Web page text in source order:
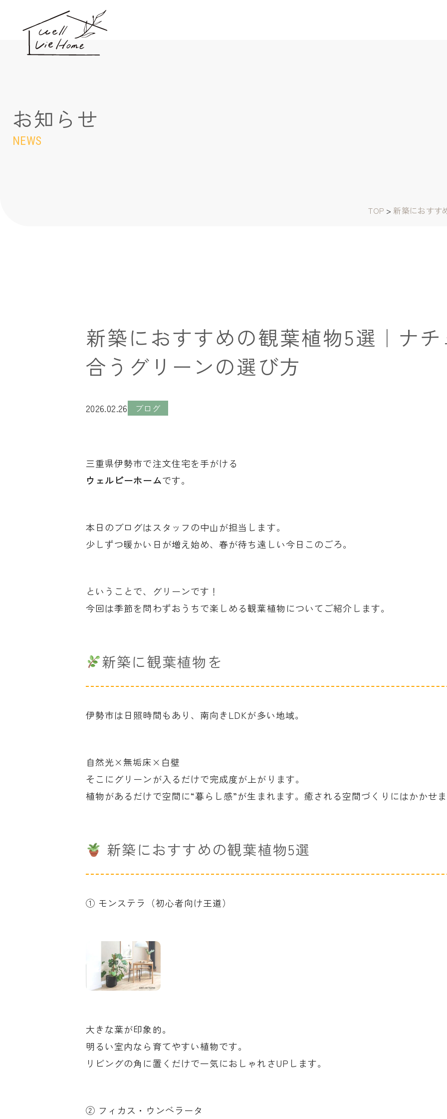
お知らせ
NEWS
TOP > 新築におすす
新築におすすめの観葉植物5選｜ナ
合うグリーンの選び方
2026.02.26 ブログ
三重県伊勢市で注文住宅を手がける
ウェルビーホームです。
本日のブログはスタッフの中山が担当します。
少しずつ暖かい日が増え始め、春が待ち遠しい今日このごろ。
ということで、グリーンです！
今回は季節を問わずおうちで楽しめる観葉植物についてご紹介します。
新築に観葉植物を
伊勢市は日照時間もあり、南向きLDKが多い地域。
自然光×無垢床×白壁
そこにグリーンが入るだけで完成度が上がります。
植物があるだけで空間に“暮らし感”が生まれます。癒される空間づくりにはかかせま
新築におすすめの観葉植物5選
① モンステラ（初心者向け王道）
大きな葉が印象的。
明るい室内なら育てやすい植物です。
リビングの角に置くだけで一気におしゃれさUPします。
② フィカス・ウンベラータ